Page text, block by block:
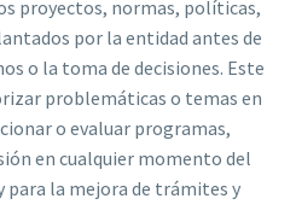
proyectos, normas, políticas,
por la entidad antes de
o la toma de decisiones. Este
problemáticas o temas en
o evaluar programas,
en cualquier momento del
para la mejora de trámites y